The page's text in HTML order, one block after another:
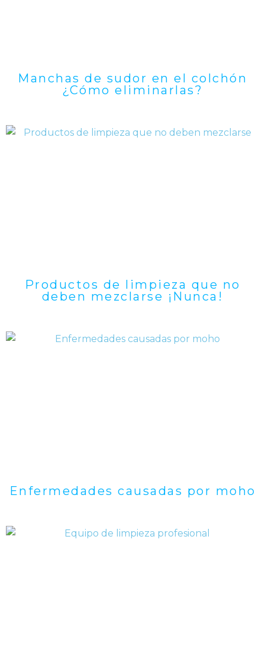
Manchas de sudor en el colchón
¿Cómo eliminarlas?
Productos de limpieza que no
deben mezclarse ¡Nunca!
Enfermedades causadas por moho